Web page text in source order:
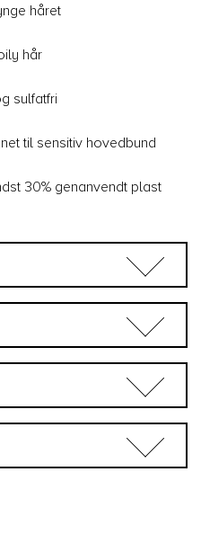
håret
hår
sulfatfri
til sensitiv hovedbund
30% genanvendt plast